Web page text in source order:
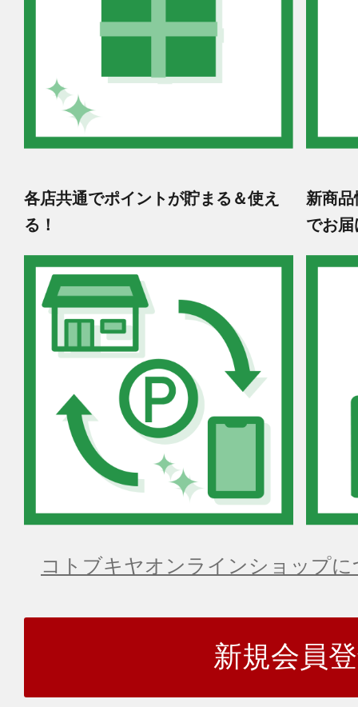
各店共通でポイントが貯まる＆使え
る！
新商
でお届
コトブキヤオンラインショップ